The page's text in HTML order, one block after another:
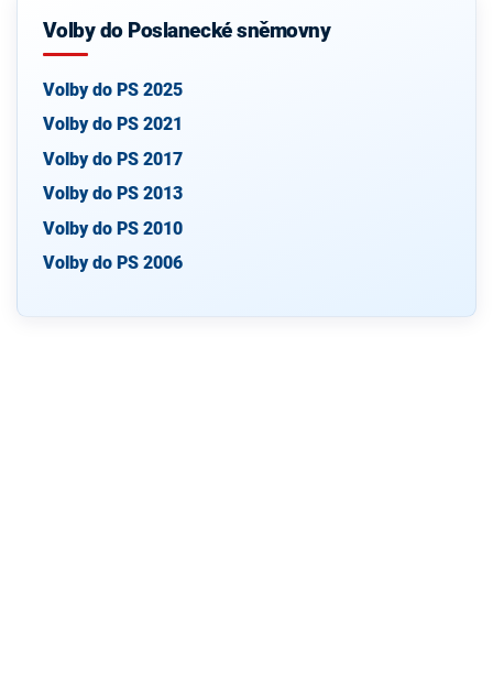
Volby do Poslanecké sněmovny
Volby do PS 2025
Volby do PS 2021
Volby do PS 2017
Volby do PS 2013
Volby do PS 2010
Volby do PS 2006